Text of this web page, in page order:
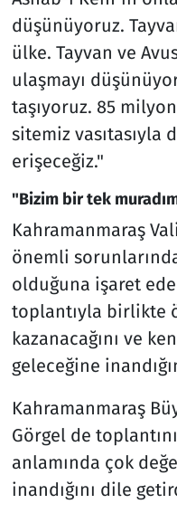
düşünüyoruz.
ülke. Tayvan ve
ulaşmayı
taşıyoruz. 85
sitemiz vasıtasıyla
erişeceğiz."
"Bizim bir tek
Kahramanmaraş
önemli
olduğuna işaret
toplantıyla birlikte
kazanacağını ve
geleceğine
Kahramanmaraş
Görgel de
anlamında çok
inandığını dile